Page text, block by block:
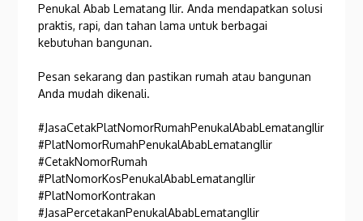
Penukal Abab Lematang Ilir. Anda mendapatkan solusi
praktis, rapi, dan tahan lama untuk berbagai
kebutuhan bangunan.
Pesan sekarang dan pastikan rumah atau bangunan
Anda mudah dikenali.
#JasaCetakPlatNomorRumahPenukalAbabLematangIlir
#PlatNomorRumahPenukalAbabLematangIlir
#CetakNomorRumah
#PlatNomorKosPenukalAbabLematangIlir
#PlatNomorKontrakan
#JasaPercetakanPenukalAbabLematangIlir